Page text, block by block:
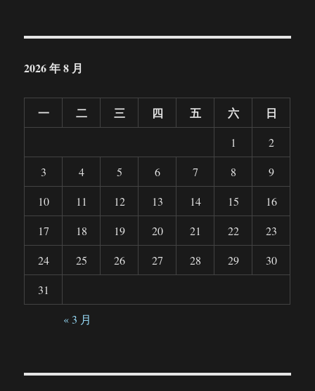
2026 年 8 月
一 二 三 四 五 六 日
1
2
3
4 5 6 7 8
9
10
11 12 13 14 15
16
17
18 19 20 21 22
23
24
25 26 27 28 29
30
31
« 3 月